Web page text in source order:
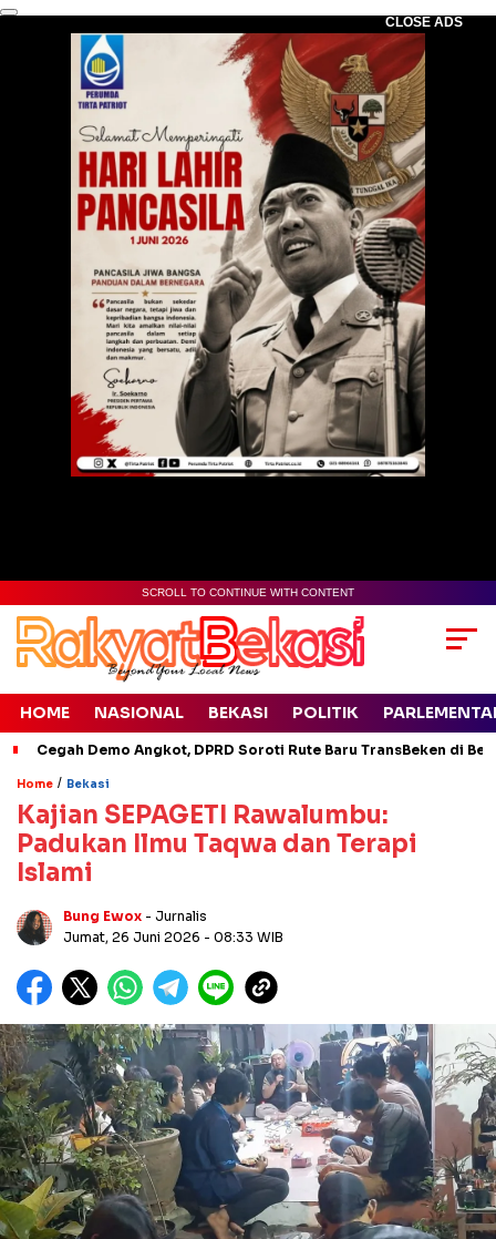
CLOSE ADS
SCROLL TO CONTINUE WITH CONTENT
HOME NASIONAL BEKASI POLITIK
Cegah Demo Angkot, DPRD Soroti Rute Baru TransBeken di
Home / Bekasi
Kajian SEPAGETI Rawalumbu:
Padukan Ilmu Taqwa dan Terapi
Islami
Bung Ewox - Jurnalis
Jumat, 26 Juni 2026 - 08:33 WIB